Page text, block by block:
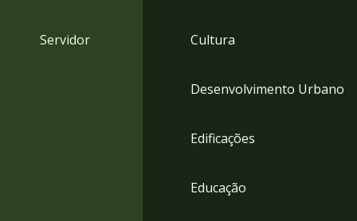
Servidor Cultura
Desenvolvimento Urbano
Edificações
Educação